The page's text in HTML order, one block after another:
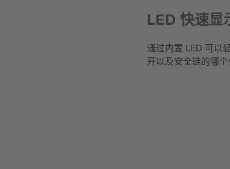
LED 快速显
通过内置 LED 可以
开以及安全链的哪